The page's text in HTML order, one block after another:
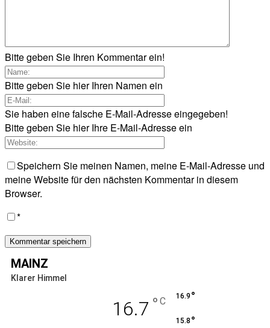
Bitte geben Sie Ihren Kommentar ein!
Bitte geben Sie hier Ihren Namen ein
Sie haben eine falsche E-Mail-Adresse eingegeben!
Bitte geben Sie hier Ihre E-Mail-Adresse ein
Speichern Sie meinen Namen, meine E-Mail-Adresse und
meine Website für den nächsten Kommentar in diesem
Browser.
*
MAINZ
Klarer Himmel
16.7 ° C 16.9 °
15.8 °